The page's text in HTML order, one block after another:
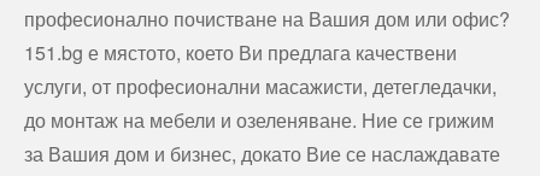
професионално почистване на Вашия дом или офис?
151.bg е мястото, което Ви предлага качествени
услуги, от професионални масажисти, детегледачки,
до монтаж на мебели и озеленяване. Ние се грижим
за Вашия дом и бизнес, докато Вие се наслаждавате